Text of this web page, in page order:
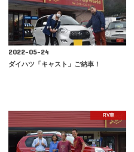
2022-05-24
ダイハツ「キャスト」ご納車！
RV車